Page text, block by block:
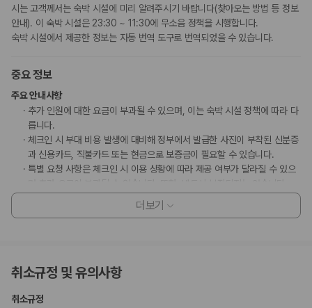
시는 고객께서는 숙박 시설에 미리 알려주시기 바랍니다(찾아오는 방법 등 정보
안내). 이 숙박 시설은 23:30 ~ 11:30에 무소음 정책을 시행합니다.
숙박 시설에서 제공한 정보는 자동 번역 도구로 번역되었을 수 있습니다.
중요 정보
주요 안내사항
추가 인원에 대한 요금이 부과될 수 있으며, 이는 숙박 시설 정책에 따라 다
릅니다.
체크인 시 부대 비용 발생에 대비해 정부에서 발급한 사진이 부착된 신분증
과 신용카드, 직불카드 또는 현금으로 보증금이 필요할 수 있습니다.
특별 요청 사항은 체크인 시 이용 상황에 따라 제공 여부가 달라질 수 있으
유아용 의자 등을 예약하시려는 고객께서는 이 숙박 시설에 미리 연락해 주
이 숙박 시설은 안전을 위해 소화기 등을 갖추고 있습니다.
스와 같은 야외 공간이 있습니다. 이 부분이 염려되시면 도착 전에 숙박 시
더보기
취소규정 및 유의사항
취소규정